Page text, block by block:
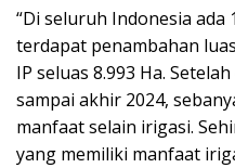
“Di seluruh Indonesia
terdapat penambahan
IP seluas 8.993 Ha.
sampai akhir 2024,
manfaat selain irigasi.
yang memiliki manfaat